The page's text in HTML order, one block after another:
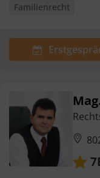
Familienrecht
7